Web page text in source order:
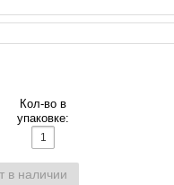
Кол-во в
упаковке:
в наличии